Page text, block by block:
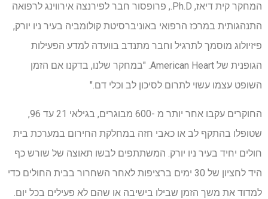
המחקר קית דיאז, Ph.D., פרופסור חבר לפירנצה אירווינג לרפואה
התנהגותית במרכז הרפואי באוניברסיטת קולומביה בעיר ניו יורק,
פיזיולוג מוסמך לתרגיל וחבר מתנדב בוועדה למדע הפעילות
הגופנית של American Heart. "במחקר שלנו, בדקנו אם הזמן
השופט עצמו עשוי לתרום לסיכון לב וכלי דם."
החוקרים עקבו אחר יותר מ -600 מבוגרים, בגילאי 21 עד 96,
שטופלו בהתקף לב או כאבי חזה במחלקת החירום במערכת בית
חולים יחיד בעיר ניו יורק. המשתתפים לבשו תאוצה של שורש כף
היד לחציון של 30 ימים ברציפות לאחר השחרור בבית החולים כדי
למדוד את משך הזמן שבילו בישיבה או שהם לא פעילים בכל יום.